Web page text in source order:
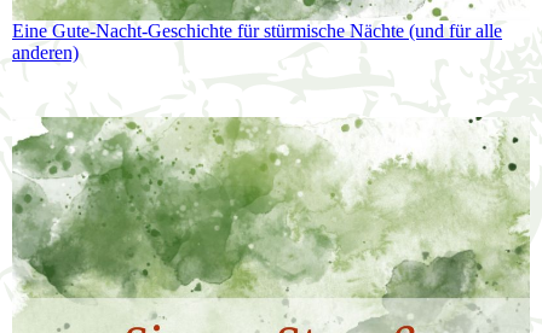
Eine Gute-Nacht-Geschichte für stürmische Nächte (und für alle
anderen)